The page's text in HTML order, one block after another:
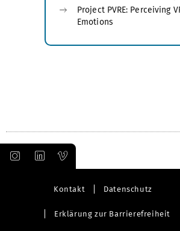
Project PVRE: Perceiving
Emotions
Kontakt Datenschutz
Erklärung zur Barrierefreiheit